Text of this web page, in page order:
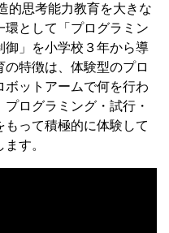
的思考能力教育を大きな
として「プログラミン
御」を小学校３年から導
の特徴は、体験型のプロ
ボットアームで何を行わ
ログラミング・試行・
って積極的に体験して
す。